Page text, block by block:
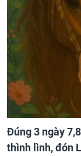
Đúng 3 ngày
thình lình, đón